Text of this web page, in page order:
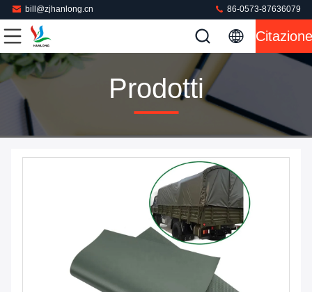
bill@zjhanlong.cn 86-0573-87636079
Citazione
Prodotti